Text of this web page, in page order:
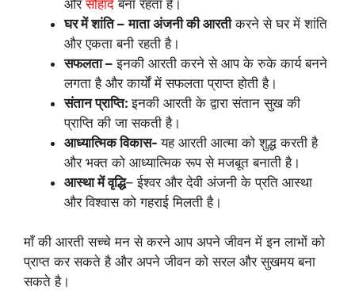
औरसौहार्द बना रहता है।
घर में शांति – माता अंजनी की आरतीकरने से घर में शांति
और एकता बनी रहती है।
सफलता – इनकी आरती करने से आप के रुके कार्य बनने
लगता है और कार्यों में सफलता प्राप्त होती है।
संतान प्राप्ति:इनकी आरती के द्वारा संतान सुख की
प्राप्ति की जा सकती है।
आध्यात्मिक विकास-यह आरती आत्मा को शुद्ध करती है
और भक्त को आध्यात्मिक रूप से मजबूत बनाती है।
आस्था में वृद्धि– ईश्वर और देवी अंजनी के प्रति आस्था
और विश्वास को गहराई मिलती है।
माँ की आरती सच्चे मन से करने आप अपने जीवन में इन लाभों को
प्राप्त कर सकते है और अपने जीवन को सरल और सुखमय बना
सकते है।